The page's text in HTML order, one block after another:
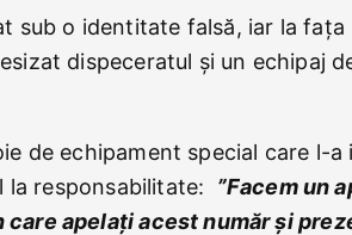
sub o identitate falsă, iar la
dispeceratul și un echipaj
de echipament special care
responsabilitate: ”Facem un
care apelați acest număr și